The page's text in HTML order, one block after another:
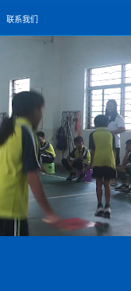
联系我们